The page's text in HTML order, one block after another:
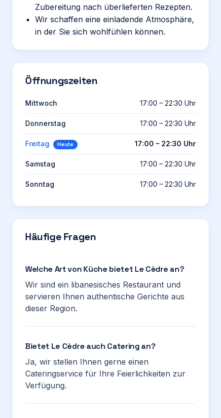
Zubereitung nach überlieferten Rezepten.
Wir schaffen eine einladende Atmosphäre,
in der Sie sich wohlfühlen können.
Öffnungszeiten
Mittwoch 17:00 – 22:30 Uhr
Donnerstag 17:00 – 22:30 Uhr
Freitag Heute 17:00 – 22:30 Uhr
Samstag 17:00 – 22:30 Uhr
Sonntag 17:00 – 22:30 Uhr
Häufige Fragen
Welche Art von Küche bietet Le Cèdre an?
Wir sind ein libanesisches Restaurant und
servieren Ihnen authentische Gerichte aus
dieser Region.
Bietet Le Cèdre auch Catering an?
Ja, wir stellen Ihnen gerne einen
Cateringservice für Ihre Feierlichkeiten zur
Verfügung.